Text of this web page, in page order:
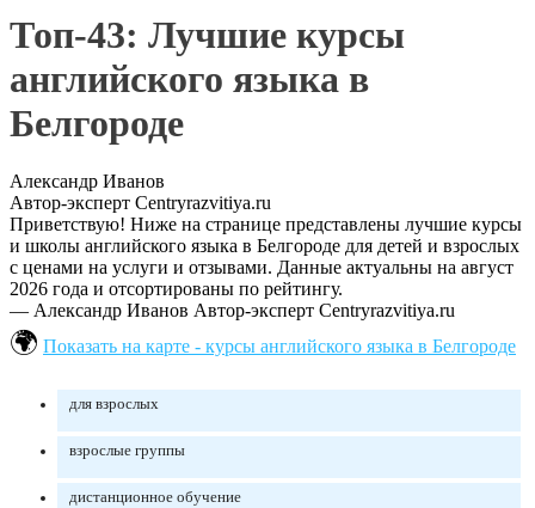
Топ-43: Лучшие курсы
английского языка в
Белгороде
Александр Иванов
Автор-эксперт Centryrazvitiya.ru
Приветствую! Ниже на странице представлены лучшие курсы
и школы английского языка в Белгороде для детей и взрослых
с ценами на услуги и отзывами. Данные актуальны на август
2026 года и отсортированы по рейтингу.
— Александр Иванов Автор-эксперт Centryrazvitiya.ru
Показать на карте - курсы английского языка в Белгороде
для взрослых
взрослые группы
дистанционное обучение